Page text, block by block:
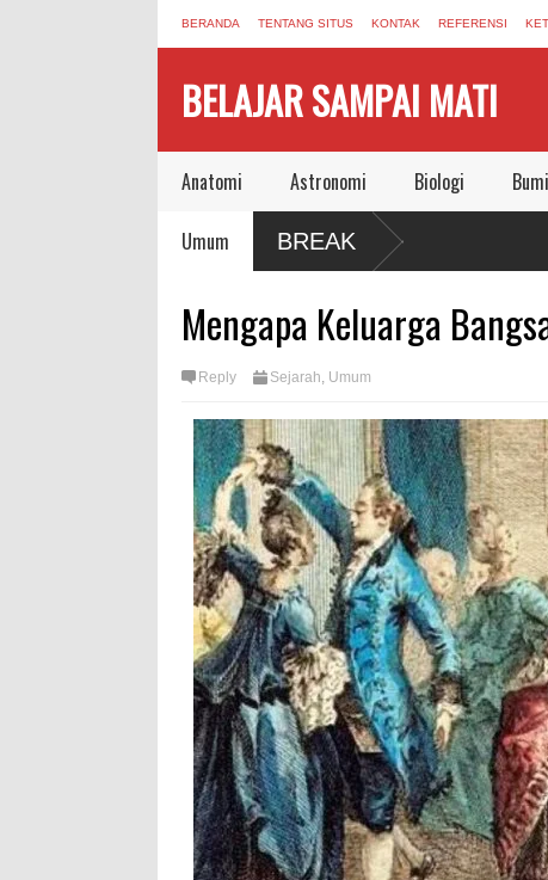
BERANDA TENTANG SITUS KONTAK REFERENSI
BELAJAR SAMPAI MATI
Anatomi Astronomi Biologi Bumi
Umum BREAK
Mengapa Keluarga
Reply Sejarah Umum